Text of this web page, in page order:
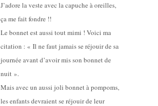
J’adore la veste avec la capuche à oreilles,
ça me fait fondre !!
Le bonnet est aussi tout mimi ! Voici ma
citation : « Il ne faut jamais se réjouir de sa
journée avant d’avoir mis son bonnet de
nuit ».
Mais avec un aussi joli bonnet à pompoms,
les enfants devraient se réjouir de leur